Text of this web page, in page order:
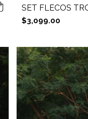
SET FLECOS
$3,099.00